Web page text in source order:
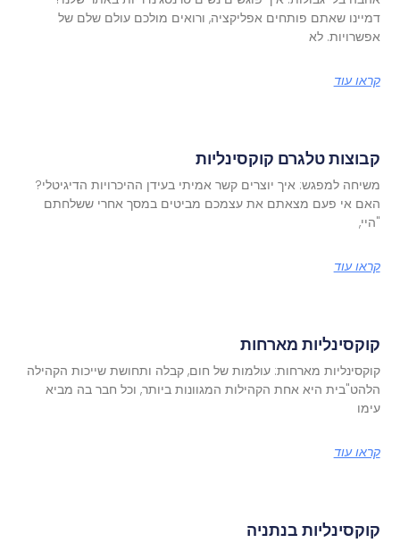
דמיינו שאתם פותחים אפליקציה, ורואים מולכם עולם שלם של
אפשרויות. לא
קראו עוד
קבוצות טלגרם קוקסינליות
משיחה למפגש: איך יוצרים קשר אמיתי בעידן ההיכרויות הדיגיטלי?
האם אי פעם מצאתם את עצמכם מביטים במסך אחרי ששלחתם
"היי,
קראו עוד
קוקסינליות מארחות
קוקסינליות מארחות: עולמות של חום, קבלה ותחושת שייכות הקהילה
הלהט"בית היא אחת הקהילות המגוונות ביותר, וכל חבר בה מביא
עימו
קראו עוד
קוקסינליות בנתניה